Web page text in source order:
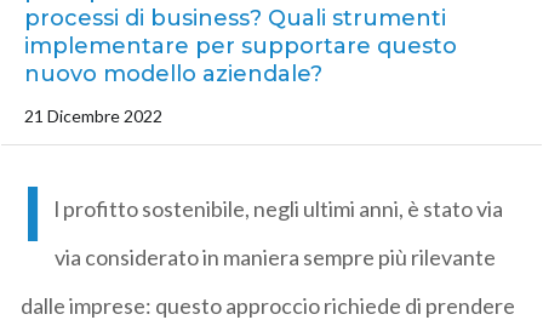
processi di business? Quali strumenti
implementare per supportare questo
nuovo modello aziendale?
21 Dicembre 2022
I
l profitto sostenibile, negli ultimi anni, è stato via
via considerato in maniera sempre più rilevante
dalle imprese: questo approccio richiede di prendere